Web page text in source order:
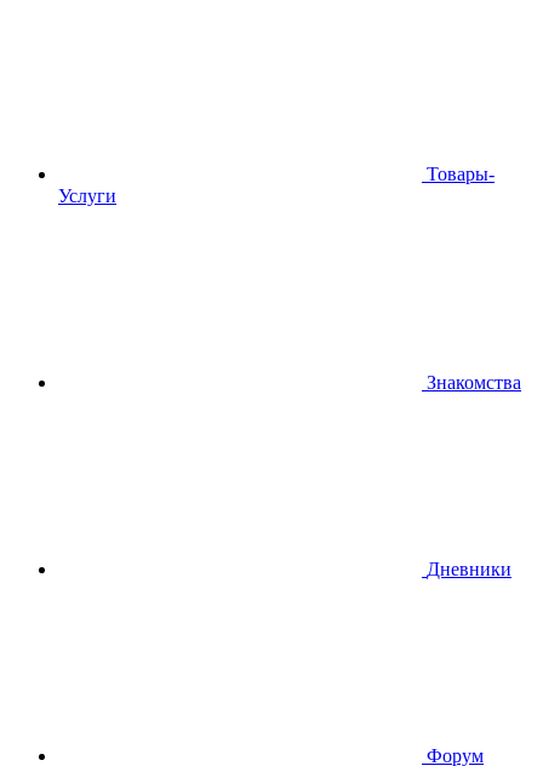
Товары-
Услуги
Знакомства
Дневники
Форум